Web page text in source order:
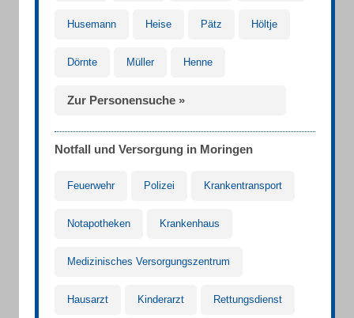
Husemann Heise Pätz Höltje
Dörnte Müller Henne
Zur Personensuche »
Notfall und Versorgung in Moringen
Feuerwehr Polizei Krankentransport
Notapotheken Krankenhaus
Medizinisches Versorgungszentrum
Hausarzt Kinderarzt Rettungsdienst